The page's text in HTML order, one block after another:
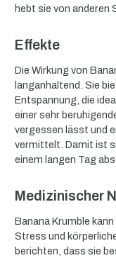
hebt sie von anderen
Effekte
Die Wirkung von
langanhaltend. Sie
Entspannung, die
einer sehr
vergessen lässt und
vermittelt. Damit ist
einem langen Tag
Medizinischer
Banana Krumble
Stress und
berichten, dass sie